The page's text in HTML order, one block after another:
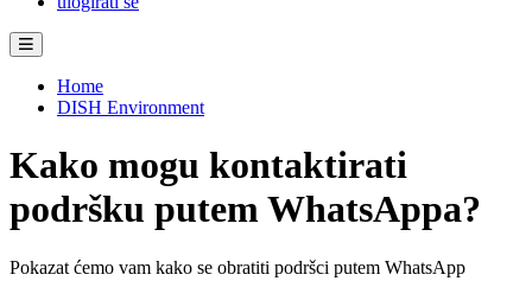
Home
DISH Environment
Kako mogu kontaktirati
podršku putem WhatsAppa?
Pokazat ćemo vam kako se obratiti podršci putem WhatsApp